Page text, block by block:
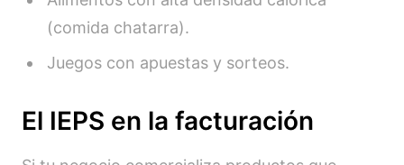
(comida chatarra).
Juegos con apuestas y sorteos.
El IEPS en la facturación